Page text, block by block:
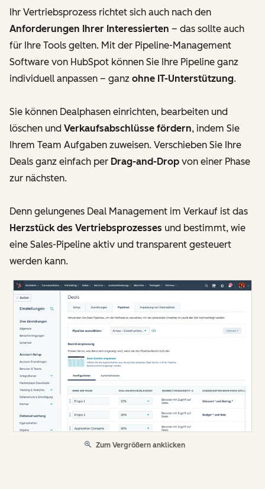
Ihr Vertriebsprozess richtet sich auch nach den
Anforderungen Ihrer Interessierten – das sollte auch
für Ihre Tools gelten. Mit der Pipeline-Management
Software von HubSpot können Sie Ihre Pipeline ganz
individuell anpassen – ganz ohne IT-Unterstützung.
Sie können Dealphasen einrichten, bearbeiten und
löschen und Verkaufsabschlüsse fördern, indem Sie
Ihrem Team Aufgaben zuweisen. Verschieben Sie Ihre
Deals ganz einfach per Drag-and-Drop von einer Phase
zur nächsten.
Denn gelungenes Deal Management im Verkauf ist das
Herzstück des Vertriebsprozesses und bestimmt, wie
eine Sales-Pipeline aktiv und transparent gesteuert
werden kann.
Zum Vergrößern anklicken